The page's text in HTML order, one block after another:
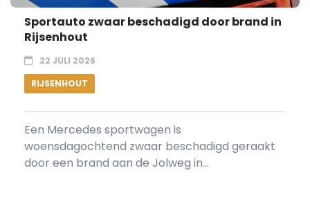
Sportauto zwaar beschadigd door brand in
Rijsenhout
22 JULI 2026
RIJSENHOUT
Een Mercedes sportwagen is
woensdagochtend zwaar beschadigd geraakt
door een brand aan de Jolweg in...